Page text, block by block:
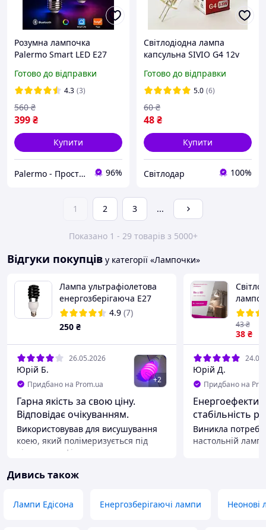
Розумна лампочка
Palermo Smart LED E27
смарт лампа 15 Вт 2
штуки розумне
освітлення з керуванням
по Bluetooth
Готово до відправки
4.3 (3)
399₴
560 ₴
Купити
Palermo - Прості технологічні рішення для вашого дому 96%
Світлодіодна лампа
капсульна SIVIO G4 12v
Готово до відправки
5.0 (6)
48₴
60 ₴
Купити
Світлодар 100%
1 2 3 ...
Показано 1 - 29 товарів з 5000+
Відгуки покупців у категорії «Лампочки»
Лампа ультрафіолетова
енергозберігаюча E27
220В 40Вт
4.9 (7)
250 ₴
26.05.2026
Юрій Б.
Придбано на Prom.ua +2
Гарна якість за свою ціну.
Відповідає очікуванням.
Використовував для висушування
коею, який полімеризується під
дією ультрафіолетового
Можливо, ще буду використовувати
Переваги
38 ₴
43₴
Юрій Д.
Придбано на
стабільність
Виникла
настольній
близько 80 Вт. Нейтральне біле
Дивись також
Лампи Едісона Енергозберігаючі лампи Неонові